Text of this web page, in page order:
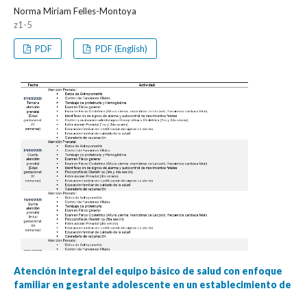
Norma Miriam Felles-Montoya
z1-5
PDF PDF (English)
Atención integral del equipo básico de salud con enfoque
familiar en gestante adolescente en un establecimiento de